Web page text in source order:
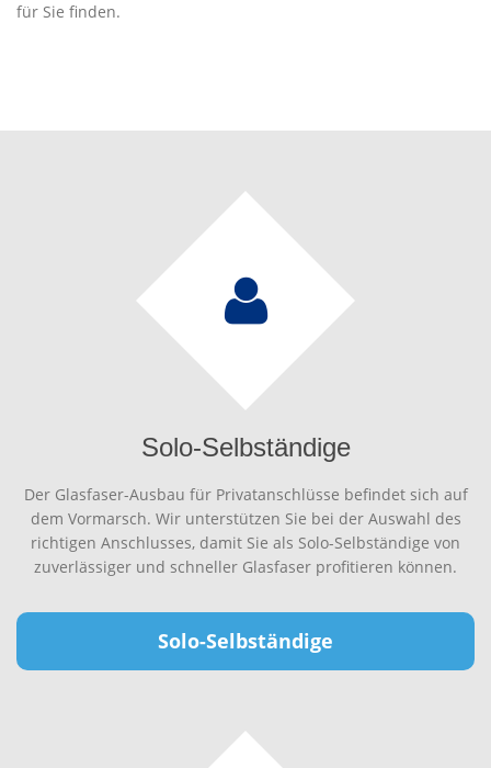
für Sie finden.
Solo-Selbständige
Der Glasfaser-Ausbau für Privatanschlüsse befindet sich auf
dem Vormarsch. Wir unterstützen Sie bei der Auswahl des
richtigen Anschlusses, damit Sie als Solo-Selbständige von
zuverlässiger und schneller Glasfaser profitieren können.
Solo-Selbständige